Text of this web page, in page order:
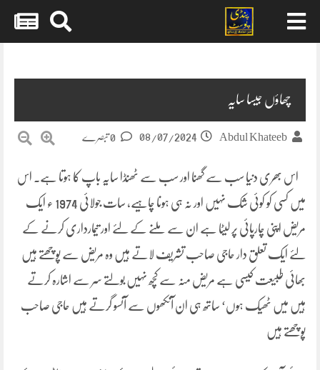
چھاؤں جیسا سایہ
Abdul Khateeb
08/07/2024
اس بھری دنیا سب سے گھنا اور سب سے ٹھنڈا سایہ باپ کا ہوتا ہے۔ اس
میں کسی کو کوئی شک نہیں اور نہ ہی ہونا چاہیے، سات جولائی 1974 ء ایک
مریض اپنی چارپائی پر لیٹا ہے ان سے ملنے کے لئے اور تیمارداری کرنے کے
لئے ایک تعلق دار حاجی صاحب تشریف لاتے ہیں وہ مریض سے پوچھتے ہیں
بھائی طبیعت کیسی ہے مریض منہ سے کچھ نہیں بولتے سر سے اشارہ کرتے
ہیں میں ٹھیک ہوں‘ ساتھ ہی ان آنکھوں سے آنسو گرتے ہیں حاجی صاحب
پوچھتے ہیں